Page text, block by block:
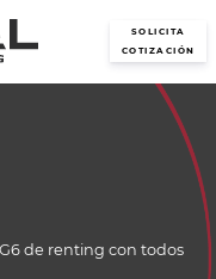
SOLICITA
COTIZACIÓN
de renting con todos